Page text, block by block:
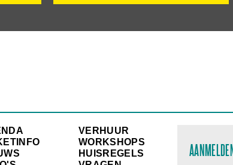
VERHUUR
WORKSHOPS
HUISREGELS